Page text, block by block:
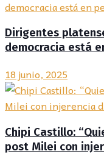
Dirigentes
democracia está
18 junio, 2025
Chipi Castillo:
post Milei con